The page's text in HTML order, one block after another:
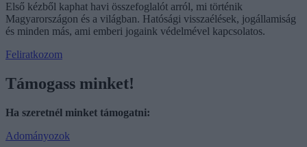
Első kézből kaphat havi összefoglalót arról, mi történik
Magyarországon és a világban. Hatósági visszaélések, jogállamiság
és minden más, ami emberi jogaink védelmével kapcsolatos.
Feliratkozom
Támogass minket!
Ha szeretnél minket támogatni:
Adományozok